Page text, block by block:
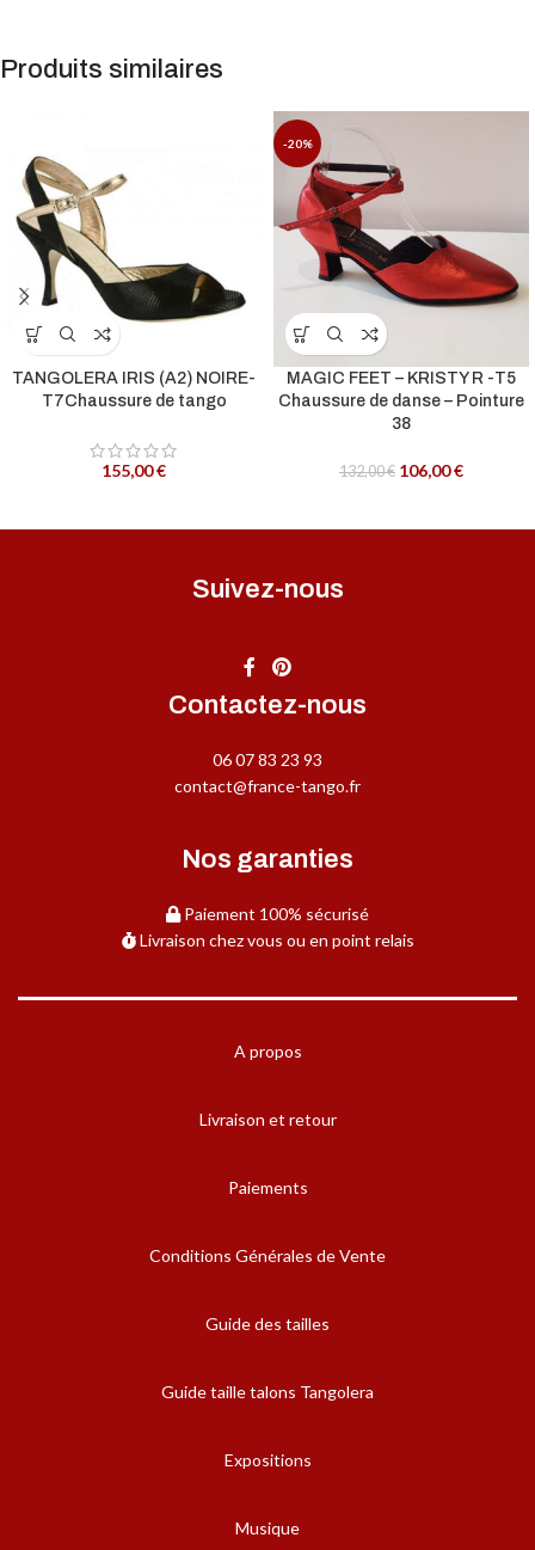
Produits similaires
TANGOLERA IRIS (A2) NOIRE-
T7Chaussure de tango
155,00€
-20%
MAGIC FEET – KRISTY R -T5
Chaussure de danse – Pointure
38
132,00€ 106,00€
Suivez-nous
Contactez-nous
06 07 83 23 93
contact@france-tango.fr
Nos garanties
Paiement 100% sécurisé
Livraison chez vous ou en point relais
A propos
Livraison et retour
Paiements
Conditions Générales de Vente
Guide des tailles
Guide taille talons Tangolera
Expositions
Musique